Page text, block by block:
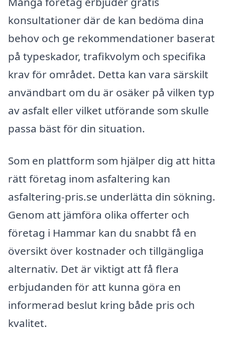
konsultationer där de kan bedöma dina
behov och ge rekommendationer baserat
på typeskador, trafikvolym och specifika
krav för området. Detta kan vara särskilt
användbart om du är osäker på vilken typ
av asfalt eller vilket utförande som skulle
passa bäst för din situation.
Som en plattform som hjälper dig att hitta
rätt företag inom asfaltering kan
asfaltering-pris.se underlätta din sökning.
Genom att jämföra olika offerter och
företag i Hammar kan du snabbt få en
översikt över kostnader och tillgängliga
alternativ. Det är viktigt att få flera
erbjudanden för att kunna göra en
informerad beslut kring både pris och
kvalitet.